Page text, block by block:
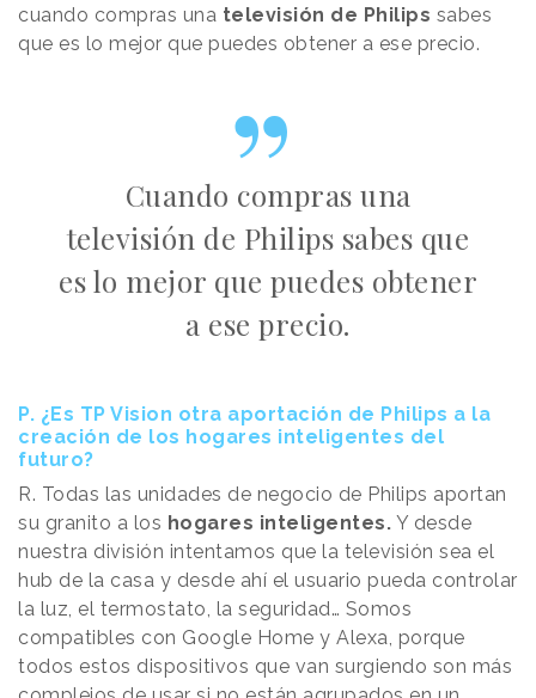
cuando compras una televisión de Philips sabes
que es lo mejor que puedes obtener a ese precio.
Cuando compras una
televisión de Philips sabes que
es lo mejor que puedes obtener
a ese precio.
P. ¿Es TP Vision otra aportación de Philips a la
creación de los hogares inteligentes del
futuro?
R. Todas las unidades de negocio de Philips aportan
su granito a los hogares inteligentes. Y desde
nuestra división intentamos que la televisión sea el
hub de la casa y desde ahí el usuario pueda controlar
la luz, el termostato, la seguridad… Somos
compatibles con Google Home y Alexa, porque
todos estos dispositivos que van surgiendo son más